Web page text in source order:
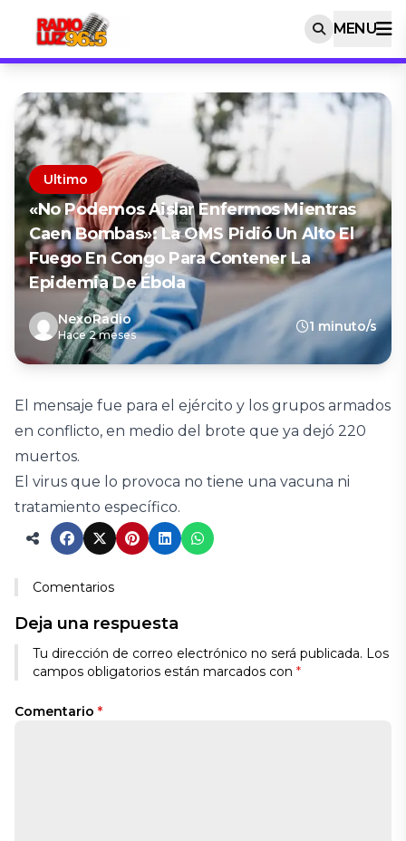
MENU
Ultimo
«No Podemos Aislar Enfermos Mientras
Caen Bombas»: La OMS Pidió Un Alto El
Fuego En Congo Para Contener La
Epidemia De Ébola
NexoRadio
Hace 2 meses
1 minuto/s
El mensaje fue para el ejército y los grupos armados
en conflicto, en medio del brote que ya dejó 220
muertos.
El virus que lo provoca no tiene una vacuna ni
tratamiento específico.
Comentarios
Deja una respuesta
Tu dirección de correo electrónico no será publicada. Los
campos obligatorios están marcados con *
Comentario *